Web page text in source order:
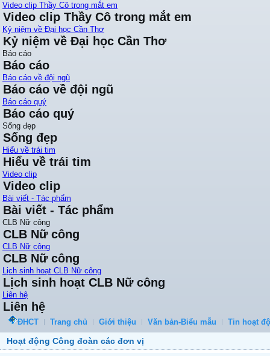
Video clip Thầy Cô trong mắt em
Video clip Thầy Cô trong mắt em
Kỷ niệm về Đại học Cần Thơ
Kỷ niệm về Đại học Cần Thơ
Báo cáo
Báo cáo
Báo cáo về đội ngũ
Báo cáo về đội ngũ
Báo cáo quý
Báo cáo quý
Sống đẹp
Sống đẹp
Hiểu về trái tim
Hiểu về trái tim
Video clip
Video clip
Bài viết - Tác phẩm
Bài viết - Tác phẩm
CLB Nữ công
CLB Nữ công
CLB Nữ công
CLB Nữ công
Lịch sinh hoạt CLB Nữ công
Lịch sinh hoạt CLB Nữ công
Liên hệ
Liên hệ
ĐHCT Trang chủ Giới thiệu Văn bản-Biểu mẫu Tin hoạt
Hoạt động Công đoàn các đơn vị